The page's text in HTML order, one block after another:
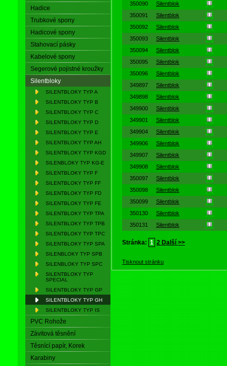
Hadice
Trubkové spony
Hadicové spony
Stahovací pásky
Kabelové spony
Segerové pojistné kroužky
Silentbloky
SILENTBLOKY TYP A
SILENTBLOKY TYP B
SILENTBLOKY TYP C
SILENTBLOKY TYP D
SILENTBLOKY TYP E
SILENTBLOKY TYP AH
SILENTBLOKY TYP KGD
SILENBLOKY TYP KG-E
SILENTBLOKY TYP F
SILENTBLOKY TYP FF
SILENTBLOKY TYP FD
SILENTBLOKY TYP FE
SILENTBLOKY TYP TPA
SILENTBLOKY TYP TPB
SILENTBLOKY TYP TPC
SILENTBLOKY TYP SPA
SILENBLOKY TYP SPB
SILENBLOKY TYP SPC
SILENTBLOKY TYP
SPECIAL
SILENTBLOKY TYP GP
SILENTBLOKY TYP GH
SILENTBLOKY TYP IS
PVC Rohože
Závitová těsnění
Těsnící papír, Korek
Karabiny
350090
Silentblok
350091
Silentblok
350092
Silentblok
350093
Silentblok
350094
Silentblok
350095
Silentblok
350096
Silentblok
349897
Silentblok
349898
Silentblok
349900
Silentblok
349901
Silentblok
349904
Silentblok
349906
Silentblok
349907
Silentblok
349908
Silentblok
350097
Silentblok
350098
Silentblok
350099
Silentblok
350130
Silentblok
350131
Silentblok
Stránka: 1 2 Další >>
Tisknout stránku